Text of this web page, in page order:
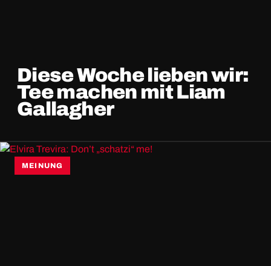
Diese Woche lieben wir:
Tee machen mit Liam
Gallagher
MEINUNG